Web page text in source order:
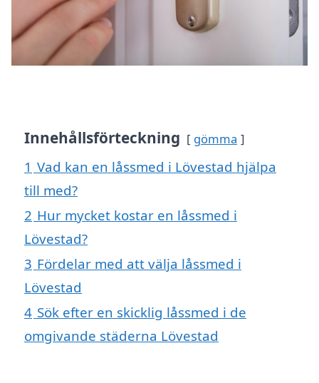
Innehållsförteckning gömma
1 Vad kan en låssmed i Lövestad hjälpa
till med?
2 Hur mycket kostar en låssmed i
Lövestad?
3 Fördelar med att välja låssmed i
Lövestad
4 Sök efter en skicklig låssmed i de
omgivande städerna Lövestad